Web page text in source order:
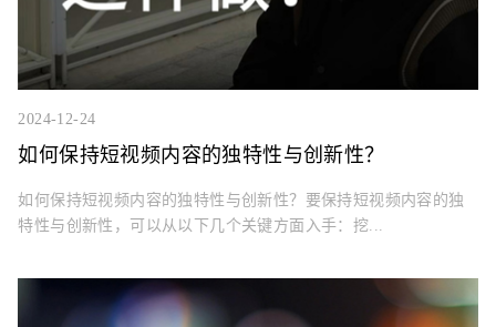
2024-12-24
如何保持短视频内容的独特性与创新性？
如何保持短视频内容的独特性与创新性？要保持短视频内容的独
特性与创新性，可以从以下几个关键方面入手：挖...